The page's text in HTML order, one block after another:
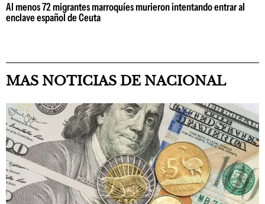
Al menos 72 migrantes marroquíes murieron intentando entrar al
enclave español de Ceuta
MAS NOTICIAS DE NACIONAL